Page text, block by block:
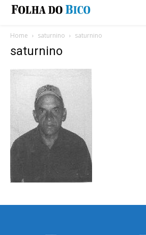
Home saturnino saturnino
saturnino